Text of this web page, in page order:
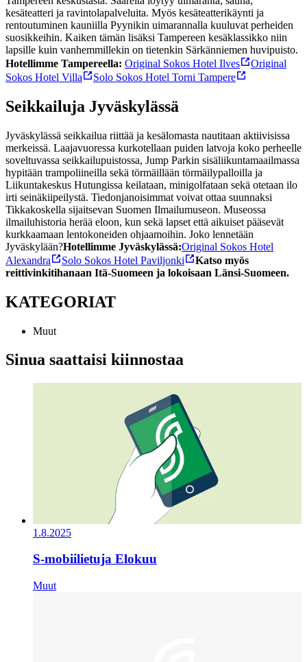
kesäteatteri ja ravintolapalveluita. Myös kesäteatterikäynti ja
rentoutuminen kauniilla Pyynikin uimarannalla kuuluvat perheiden
suosikkeihin. Kaiken tämän lisäksi Tampereen kesäklassikko niin
lapsille kuin vanhemmillekin on tietenkin Särkänniemen huvipuisto.
Hotellimme Tampereella: Original Sokos Hotel Ilves
Original
Sokos Hotel Villa
Solo Sokos Hotel Torni Tampere
Seikkailuja Jyväskylässä
Jyväskylässä seikkailua riittää ja kesälomasta nautitaan aktiivisissa
merkeissä. Laajavuoressa kurkotellaan puiden latvoja koko perheelle
soveltuvassa seikkailupuistossa, Jump Parkin sisäliikuntamaailmassa
hypitään trampoliineilla sekä törmäillään törmäilypalloilla ja
Liikuntakeskus Hutungissa keilataan, minigolfataan sekä otetaan ilo
irti seinäkiipeilystä. Tiedonjanoisimmat voivat ottaa suunnaksi
Tikkakoskella sijaitsevan Suomen Ilmailumuseon. Museossa
ilmailuhistoria herää eloon, kun sekä lapset että aikuiset pääsevät
kurkkaamaan lentokoneiden ohjaamoihin. Joko lennetään
Jyväskylään?Hotellimme Jyväskylässä:Original Sokos Hotel
Alexandra
Solo Sokos Hotel Paviljonki
Katso myös
reittivinkitihanaan Itä-Suomeen ja lokoisaan Länsi-Suomeen.
KATEGORIAT
Muut
Sinua saattaisi kiinnostaa
1.8.2025
S-mobiilietuja Elokuu
Muut